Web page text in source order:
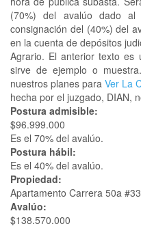
(70%) del avalúo dado
consignación del (40%) del
en la cuenta de depósitos
Agrario. El anterior texto es
sirve de ejemplo o
nuestros planes para Ver La
hecha por el juzgado, DIAN,
Postura admisible:
$96.999.000
Es el 70% del avalúo.
Postura hábil:
Es el 40% del avalúo.
Propiedad:
Apartamento Carrera 50a
Avalúo:
$138.570.000